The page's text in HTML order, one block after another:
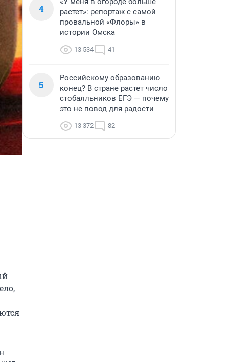
4
растет»: репортаж с самой
провальной «Флоры» в
истории Омска
13 534 41
5
Российскому образованию
конец? В стране растет число
стобалльников ЕГЭ — почему
это не повод для радости
13 372 82